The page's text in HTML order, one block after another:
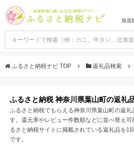
限度
ふるさと納税ナビ TOP 返礼品検索
ふるさと納税 神奈川県葉山町の返礼
ふるさと納税でもらえる神奈川県葉山町の返
す。還元率やレビュー件数順などに並べ替え
るさと納税サイトに掲載されている返礼品を1
です。